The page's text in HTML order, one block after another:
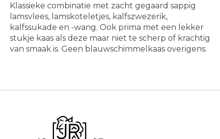
Klassieke combinatie met zacht gegaard sappig
lamsvlees, lamskoteletjes, kalfszwezerik,
kalfssukade en -wang. Ook prima met een lekker
stukje kaas als deze maar niet te scherp of krachtig
van smaak is. Geen blauwschimmelkaas overigens.